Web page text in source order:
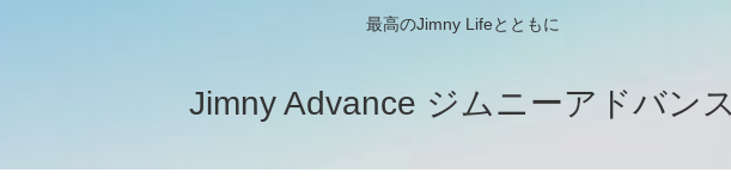
最高のJimny Lifeとともに
Jimny Advance ジムニーアドバン